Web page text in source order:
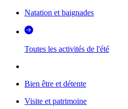
Natation et baignades
Toutes les activités de l'été
Bien être et détente
Visite et patrimoine